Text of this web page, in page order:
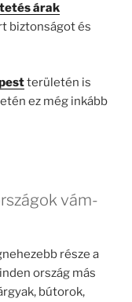
árak
biztonságot és
területén is
ez még inkább
vám-
része a
ország más
bútorok,